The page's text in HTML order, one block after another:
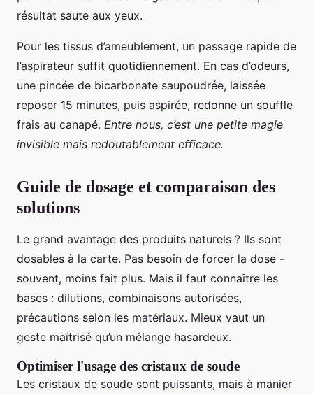
résultat saute aux yeux.
Pour les tissus d’ameublement, un passage rapide de
l’aspirateur suffit quotidiennement. En cas d’odeurs,
une pincée de bicarbonate saupoudrée, laissée
reposer 15 minutes, puis aspirée, redonne un souffle
frais au canapé. Entre nous, c’est une petite magie
invisible mais redoutablement efficace.
Guide de dosage et comparaison des
solutions
Le grand avantage des produits naturels ? Ils sont
dosables à la carte. Pas besoin de forcer la dose -
souvent, moins fait plus. Mais il faut connaître les
bases : dilutions, combinaisons autorisées,
précautions selon les matériaux. Mieux vaut un
geste maîtrisé qu’un mélange hasardeux.
Optimiser l'usage des cristaux de soude
Les cristaux de soude sont puissants, mais à manier